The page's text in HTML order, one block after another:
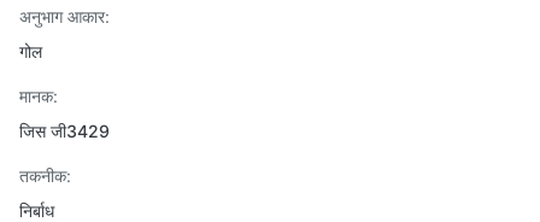
अनुभाग आकार:
गोल
मानक:
जिस जी3429
तकनीक:
निर्बाध